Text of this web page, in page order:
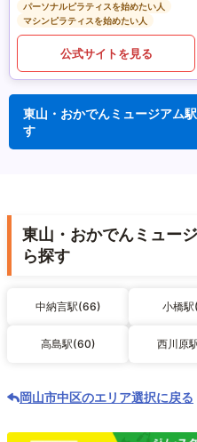
パーソナルピラティスを始めたい人
マシンピラティスを始めたい人
公式サイトを見る
東山・おかでんミュージアム
す
東山・おかでんミュー
ら探す
中納言駅(66) 小橋
高島駅(60) 西川原
岡山市中区のエリア選択に戻る